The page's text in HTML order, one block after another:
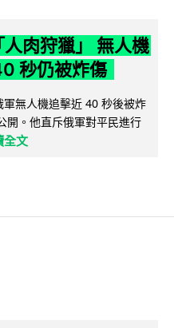
肉狩獵」 無人機
秒仍被炸傷
無人機追擊近 40 秒後被炸
開。他直斥俄軍對平民進行
全文